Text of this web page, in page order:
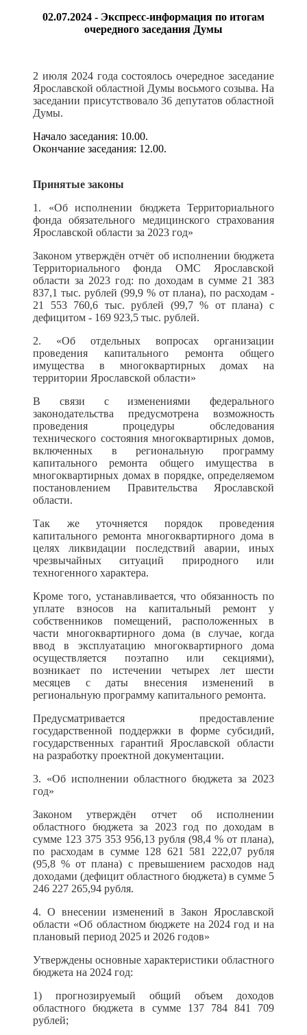
02.07.2024 - Экспресс-информация по итогам
очередного заседания Думы
2 июля 2024 года состоялось очередное заседание
Ярославской областной Думы восьмого созыва. На
заседании присутствовало 36 депутатов областной
Думы.
Начало заседания: 10.00.
Окончание заседания: 12.00.
Принятые законы
1. «Об исполнении бюджета Территориального
фонда обязательного медицинского страхования
Ярославской области за 2023 год»
Законом утверждён отчёт об исполнении бюджета
Территориального фонда ОМС Ярославской
области за 2023 год: по доходам в сумме 21 383
837,1 тыс. рублей (99,9 % от плана), по расходам -
21 553 760,6 тыс. рублей (99,7 % от плана) с
дефицитом - 169 923,5 тыс. рублей.
2. «Об отдельных вопросах организации
проведения капитального ремонта общего
имущества в многоквартирных домах на
территории Ярославской области»
В связи с изменениями федерального
законодательства предусмотрена возможность
проведения процедуры обследования
технического состояния многоквартирных домов,
включенных в региональную программу
капитального ремонта общего имущества в
многоквартирных домах в порядке, определяемом
постановлением Правительства Ярославской
области.
Так же уточняется порядок проведения
капитального ремонта многоквартирного дома в
целях ликвидации последствий аварии, иных
чрезвычайных ситуаций природного или
техногенного характера.
Кроме того, устанавливается, что обязанность по
уплате взносов на капитальный ремонт у
собственников помещений, расположенных в
части многоквартирного дома (в случае, когда
ввод в эксплуатацию многоквартирного дома
осуществляется поэтапно или секциями),
возникает по истечении четырех лет шести
месяцев с даты внесения изменений в
региональную программу капитального ремонта.
Предусматривается предоставление
государственной поддержки в форме субсидий,
государственных гарантий Ярославской области
на разработку проектной документации.
3. «Об исполнении областного бюджета за 2023
год»
Законом утверждён отчет об исполнении
областного бюджета за 2023 год по доходам в
сумме 123 375 353 956,13 рубля (98,4 % от плана),
по расходам в сумме 128 621 581 222,07 рубля
(95,8 % от плана) с превышением расходов над
доходами (дефицит областного бюджета) в сумме 5
246 227 265,94 рубля.
4. О внесении изменений в Закон Ярославской
области «Об областном бюджете на 2024 год и на
плановый период 2025 и 2026 годов»
Утверждены основные характеристики областного
бюджета на 2024 год:
1) прогнозируемый общий объем доходов
областного бюджета в сумме 137 784 841 709
рублей;